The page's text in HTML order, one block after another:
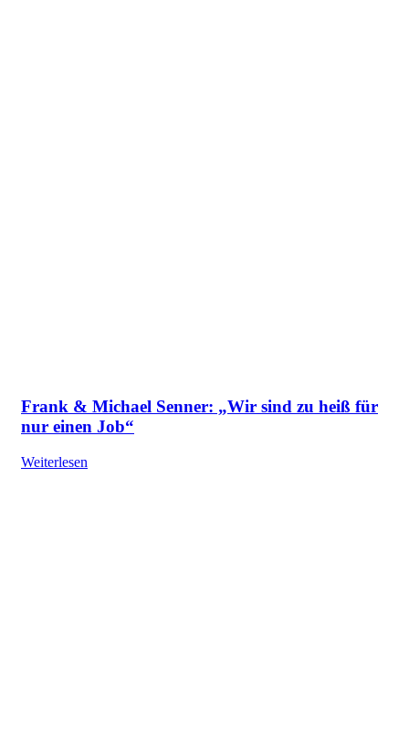
Frank & Michael Senner: „Wir sind zu heiß für
nur einen Job“
Weiterlesen